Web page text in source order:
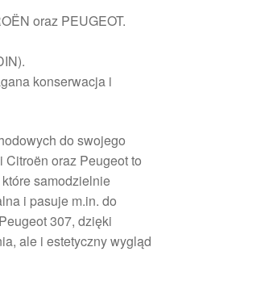
oraz PEUGEOT.
konserwacja i
do swojego
Citroën oraz Peugeot to
samodzielnie
i pasuje m.in. do
307, dzięki
ale i estetyczny wygląd